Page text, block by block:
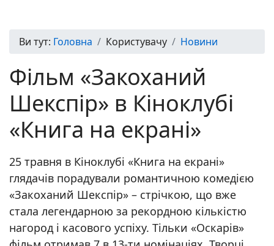
Ви тут: Головна Користувачу Новини
Фільм «Закоханий
Шекспір» в Кіноклубі
«Книга на екрані»
25 травня в Кіноклубі «Книга на екрані»
глядачів порадували романтичною комедією
«Закоханий Шекспір» – стрічкою, що вже
стала легендарною за рекордною кількістю
нагород і касового успіху. Тільки «Оскарів»